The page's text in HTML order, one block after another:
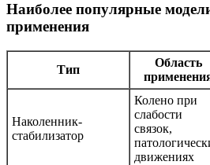
Наиболее популярные
применения
Тип
Область
Наколенник-
стабилизатор
Колено при
слабости
связок,
движениях